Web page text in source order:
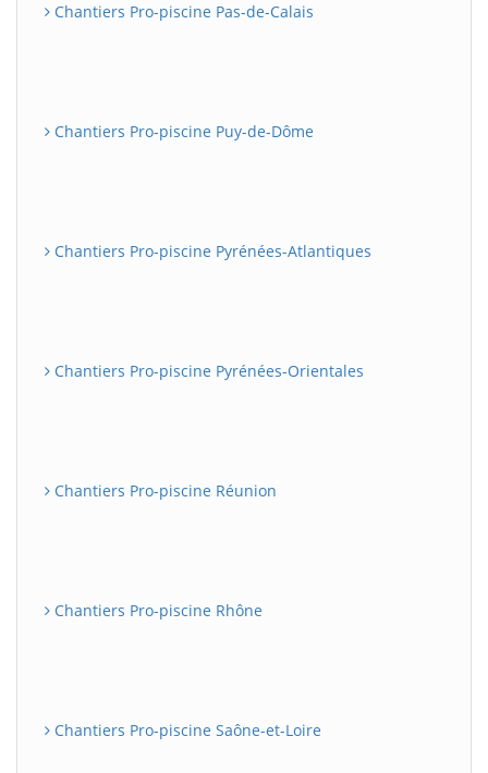
Chantiers Pro-piscine Pas-de-Calais
Chantiers Pro-piscine Puy-de-Dôme
Chantiers Pro-piscine Pyrénées-Atlantiques
Chantiers Pro-piscine Pyrénées-Orientales
Chantiers Pro-piscine Réunion
Chantiers Pro-piscine Rhône
Chantiers Pro-piscine Saône-et-Loire